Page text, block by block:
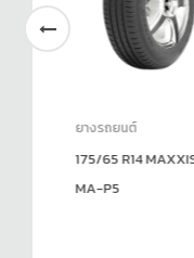
ยางรถยนต์
175/65 R14 MAXXIS
MA-P5